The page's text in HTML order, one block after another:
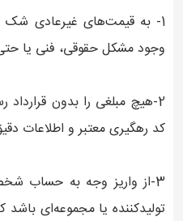
1- به قیمت‌های غیرعادی شک
وجود مشکل حقوقی، فنی یا حتی
2-هیچ مبلغی را بدون
کد رهگیری معتبر و اطلاعات
3-از واریز وجه به حساب
تولیدکننده یا مجموعه‌ای